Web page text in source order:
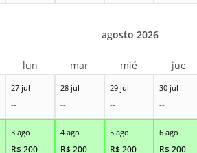
27 jul
--
28 jul
--
29 jul
--
30 jul
--
3 ago
R$200
4 ago
R$200
5 ago
R$200
6 ago
R$200
agosto 2026
lun mar mié jue